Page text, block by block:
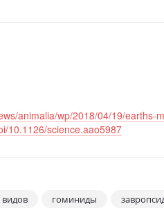
animalia/wp/2018/04/19/
10.1126/science.aao5987
гоминиды